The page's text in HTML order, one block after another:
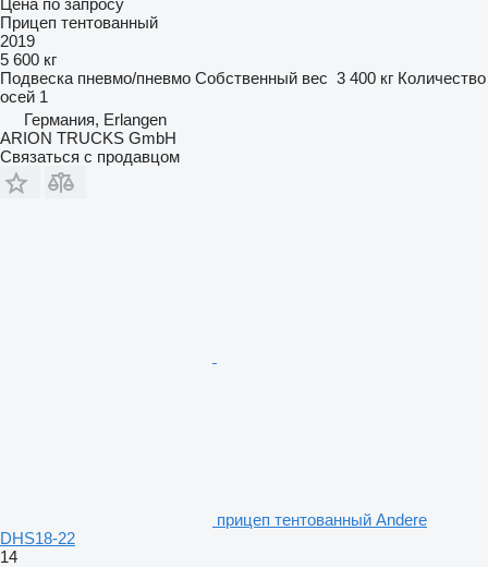
Цена по запросу
Прицеп тентованный
2019
5 600 кг
Подвеска пневмо/пневмо Собственный вес 3 400 кг Количество
осей 1
Германия, Erlangen
ARION TRUCKS GmbH
Связаться с продавцом
прицеп тентованный Andere
DHS18-22
14